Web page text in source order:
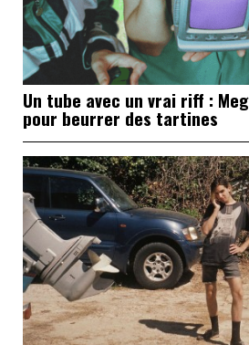
Un tube avec un vrai riff :
pour beurrer des tartines